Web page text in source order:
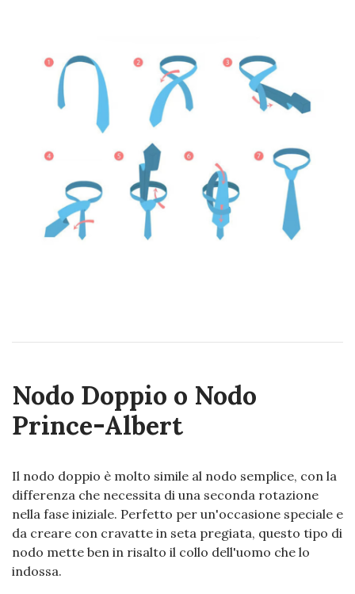
Nodo Doppio o Nodo
Prince-Albert
Il nodo doppio è molto simile al nodo semplice, con la
differenza che necessita di una seconda rotazione
nella fase iniziale. Perfetto per un'occasione speciale e
da creare con cravatte in seta pregiata, questo tipo di
nodo mette ben in risalto il collo dell'uomo che lo
indossa.